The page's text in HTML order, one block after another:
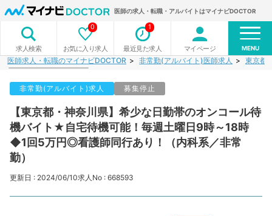
医師の求人・転職・アルバイトはマイナビDOCTOR
求人検索 お気に入り求人
0
最近見た求人
1
マイページ MENU
医師求人・転職のマイナビDOCTOR 非常勤(アルバイト)医師求人 東京都
非常勤(アルバイト)求人 募集停止
【東京都・神奈川県】希少な日勤帯のオンコール待
機バイト★自宅待機可能！毎週土曜日9時～18時
◆1回5万円◎看護師同行あり！（内科系／非常
勤）
更新日 : 2024/06/10求人No : 668593